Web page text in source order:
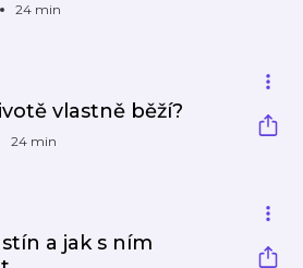
24 min
vlastně běží?
24 min
a jak s ním